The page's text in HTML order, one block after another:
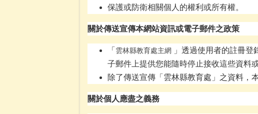
保護或防衛相關個人的權利或所有權。
關於傳送宣傳本網站資訊或電子郵件之政策
「 雲林縣教育處主網 」透過使用者的註冊登
子郵件上提供您能隨時停止接收這些資料
除了傳送宣傳「雲林縣教育處」之資料，
關於個人應盡之義務